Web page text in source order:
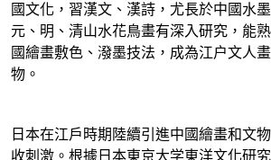
國文化，習漢文、漢詩，尤長於中國水
元、明、清山水花鳥畫有深入研究，能
國繪畫敷色、潑墨技法，成為江户文人
物。
日本在江戶時期陸續引進中國繪畫和文
收刺激。根據日本東京大学東洋文化研